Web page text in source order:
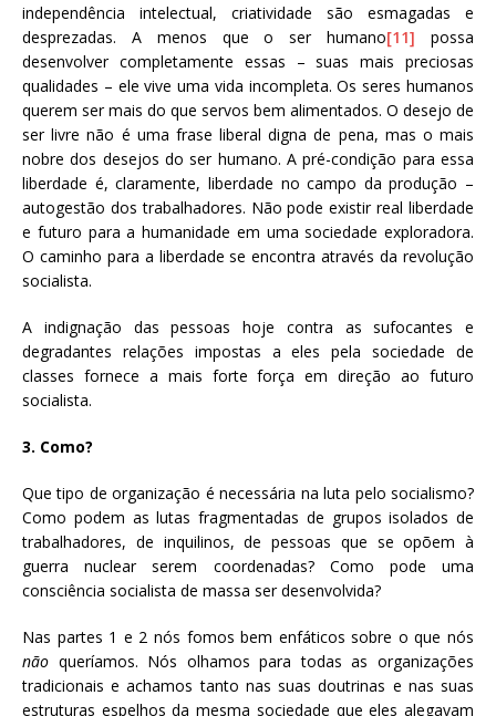
independência intelectual, criatividade são esmagadas e
desprezadas. A menos que o ser humano[11] possa
desenvolver completamente essas – suas mais preciosas
qualidades – ele vive uma vida incompleta. Os seres humanos
querem ser mais do que servos bem alimentados. O desejo de
ser livre não é uma frase liberal digna de pena, mas o mais
nobre dos desejos do ser humano. A pré-condição para essa
liberdade é, claramente, liberdade no campo da produção –
autogestão dos trabalhadores. Não pode existir real liberdade
e futuro para a humanidade em uma sociedade exploradora.
O caminho para a liberdade se encontra através da revolução
socialista.
A indignação das pessoas hoje contra as sufocantes e
degradantes relações impostas a eles pela sociedade de
classes fornece a mais forte força em direção ao futuro
socialista.
3. Como?
Que tipo de organização é necessária na luta pelo socialismo?
Como podem as lutas fragmentadas de grupos isolados de
trabalhadores, de inquilinos, de pessoas que se opõem à
guerra nuclear serem coordenadas? Como pode uma
consciência socialista de massa ser desenvolvida?
Nas partes 1 e 2 nós fomos bem enfáticos sobre o que nós
não queríamos. Nós olhamos para todas as organizações
tradicionais e achamos tanto nas suas doutrinas e nas suas
estruturas espelhos da mesma sociedade que eles alegavam